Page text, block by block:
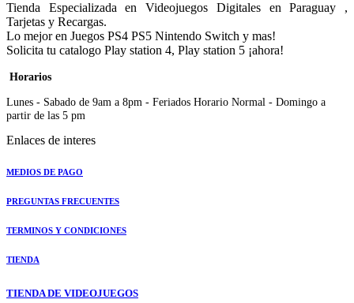
Tienda Especializada en Videojuegos Digitales en Paraguay ,
Tarjetas y Recargas.
Lo mejor en Juegos PS4 PS5 Nintendo Switch y mas!
Solicita tu catalogo Play station 4, Play station 5 ¡ahora!
Horarios
Lunes - Sabado de 9am a 8pm - Feriados Horario Normal - Domingo a
partir de las 5 pm
Enlaces de interes
MEDIOS DE PAGO
PREGUNTAS FRECUENTES
TERMINOS Y CONDICIONES
TIENDA
TIENDA DE VIDEOJUEGOS